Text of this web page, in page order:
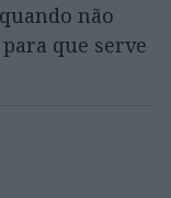
não
que serve